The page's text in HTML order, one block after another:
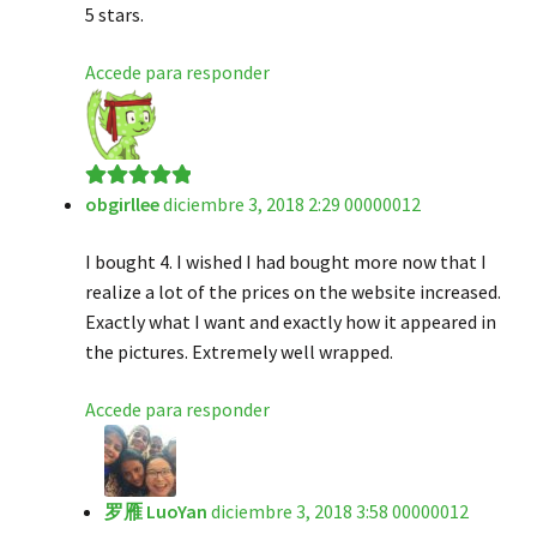
5 stars.
Accede para responder
Valorado en5
obgirlleediciembre 3, 2018 2:29 00000012
I bought 4. I wished I had bought more now that I
realize a lot of the prices on the website increased.
Exactly what I want and exactly how it appeared in
the pictures. Extremely well wrapped.
Accede para responder
罗雁 LuoYan diciembre 3, 2018 3:58 00000012